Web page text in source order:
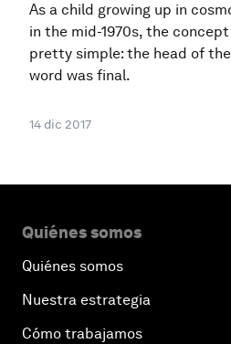
As a child growing up in
in the mid-1970s, the
pretty simple: the head of
word was final.
14 dic 2017
Quiénes somos
Quiénes somos
Nuestra estrategia
Cómo trabajamos